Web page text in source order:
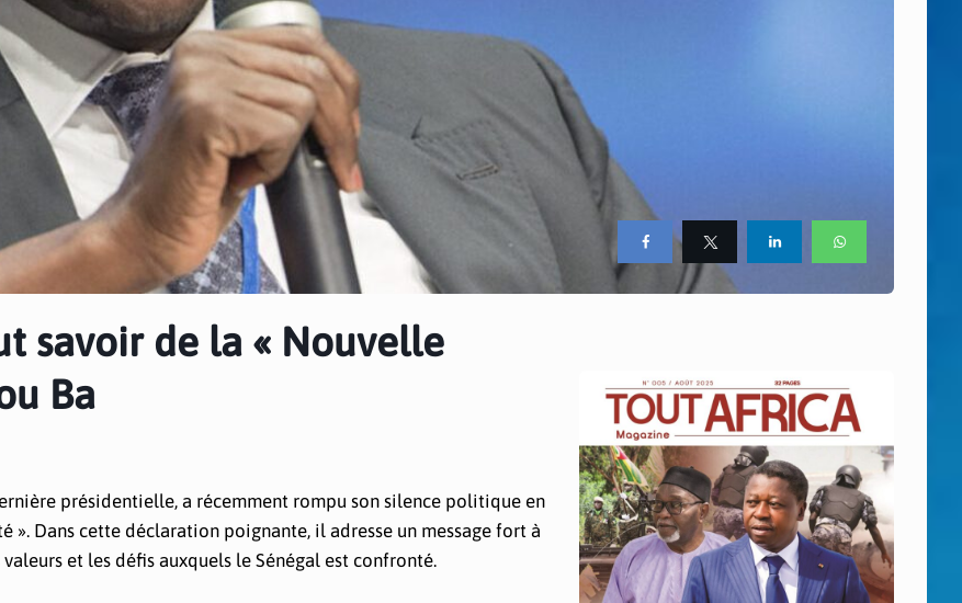
savoir de la « Nouvelle
Ba
présidentielle, a récemment rompu son silence politique en
Dans cette déclaration poignante, il adresse un message fort à
et les défis auxquels le Sénégal est confronté.